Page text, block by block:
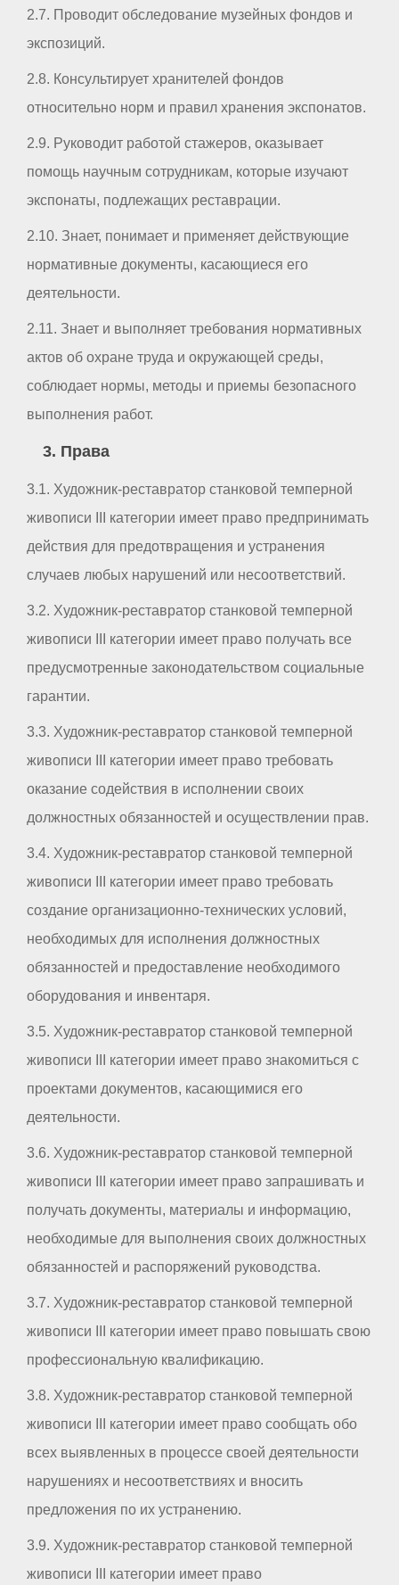
2.7. Проводит обследование музейных фондов и
экспозиций.
2.8. Консультирует хранителей фондов
относительно норм и правил хранения экспонатов.
2.9. Руководит работой стажеров, оказывает
помощь научным сотрудникам, которые изучают
экспонаты, подлежащих реставрации.
2.10. Знает, понимает и применяет действующие
нормативные документы, касающиеся его
деятельности.
2.11. Знает и выполняет требования нормативных
актов об охране труда и окружающей среды,
соблюдает нормы, методы и приемы безопасного
выполнения работ.
3. Права
3.1. Художник-реставратор станковой темперной
живописи III категории имеет право предпринимать
действия для предотвращения и устранения
случаев любых нарушений или несоответствий.
3.2. Художник-реставратор станковой темперной
живописи III категории имеет право получать все
предусмотренные законодательством социальные
гарантии.
3.3. Художник-реставратор станковой темперной
живописи III категории имеет право требовать
оказание содействия в исполнении своих
должностных обязанностей и осуществлении прав.
3.4. Художник-реставратор станковой темперной
живописи III категории имеет право требовать
создание организационно-технических условий,
необходимых для исполнения должностных
обязанностей и предоставление необходимого
оборудования и инвентаря.
3.5. Художник-реставратор станковой темперной
живописи III категории имеет право знакомиться с
проектами документов, касающимися его
деятельности.
3.6. Художник-реставратор станковой темперной
живописи III категории имеет право запрашивать и
получать документы, материалы и информацию,
необходимые для выполнения своих должностных
обязанностей и распоряжений руководства.
3.7. Художник-реставратор станковой темперной
живописи III категории имеет право повышать свою
профессиональную квалификацию.
3.8. Художник-реставратор станковой темперной
живописи III категории имеет право сообщать обо
всех выявленных в процессе своей деятельности
нарушениях и несоответствиях и вносить
предложения по их устранению.
3.9. Художник-реставратор станковой темперной
живописи III категории имеет право